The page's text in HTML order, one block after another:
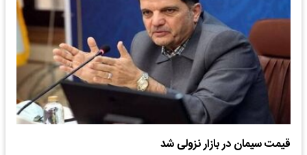
قیمت سیمان در بازار نزولی شد